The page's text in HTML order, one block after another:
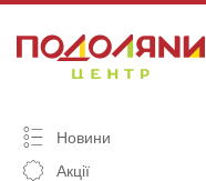
content
Новини
Акції